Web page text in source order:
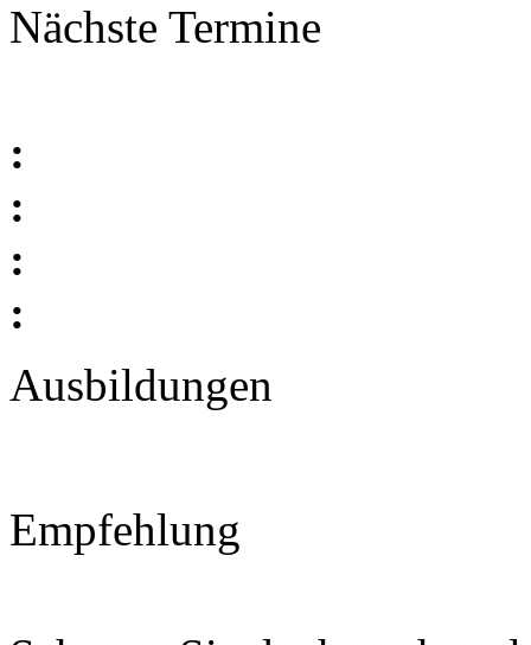
Nächste Termine
:
:
:
:
Ausbildungen
Empfehlung